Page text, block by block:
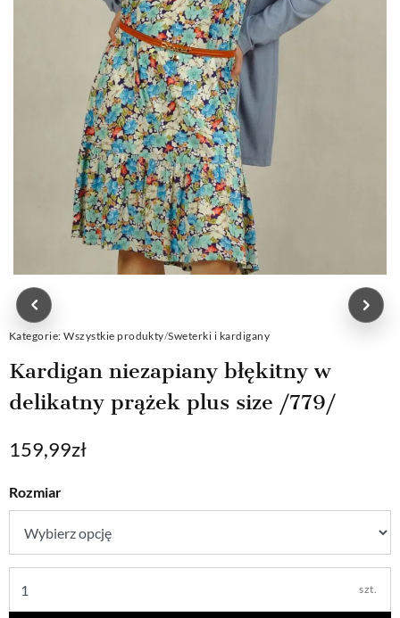
Kategorie: Wszystkie produkty/Sweterki i kardigany
Kardigan niezapiany błękitny w
delikatny prążek plus size /779/
159,99zł
Rozmiar
szt.